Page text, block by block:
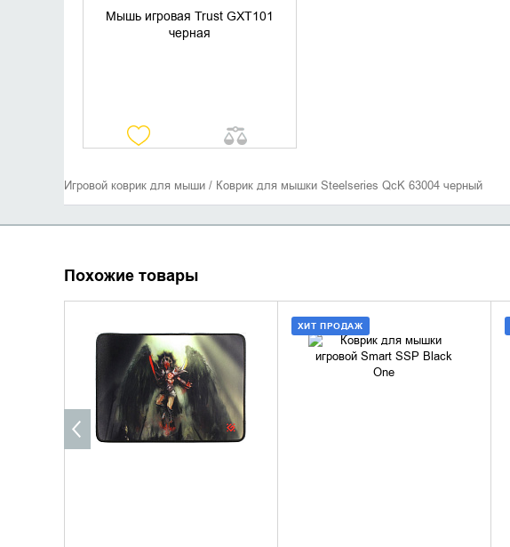
Мышь игровая Trust GXT101
черная
Игровой коврик для мыши / Коврик для мышки Steelseries QcK 63004 черный
Похожие товары
УТОЧНИТЬ НАЛИЧИЕ
ХИТ ПРОДАЖ
ДОБАВИТЬ В КОРЗИНУ